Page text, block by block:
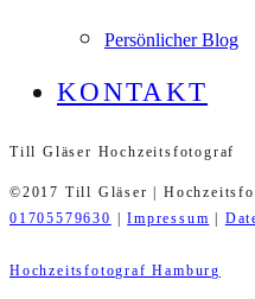
Persönlicher Blog
KONTAKT
Till Gläser Hochzeitsfotograf
©2017 Till Gläser |
01705579630
|Impressum
Hochzeitsfotograf Hamburg